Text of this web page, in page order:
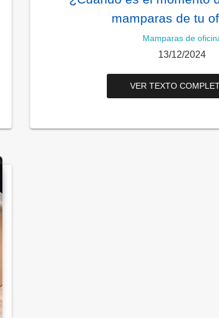
mamparas de tu
Mamparas de
13/12/2024
VER TEXTO